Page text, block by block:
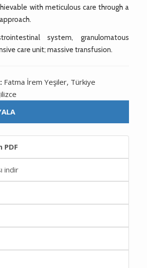
with meticulous care through a
system, granulomatous
care unit; massive transfusion.
Fatma İrem Yeşiler, Türkiye
PDF
indir